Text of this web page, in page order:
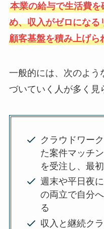
本業の給与で生活費
め、収入がゼロになる
顧客基盤を積み上げら
一般的には、次のよう
づいていく人が多く見
クラウドワー
た案件マッチ
を受注し、最
週末や平日夜
の両立で自分
る
収入と継続ク